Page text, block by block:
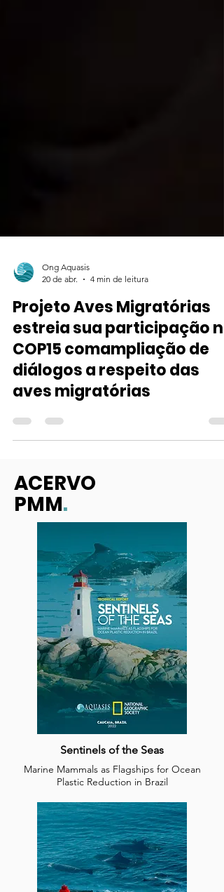
20 de abr.
4 min de leitura
Projeto Aves Migratórias
estreia sua participação na
COP15 comampliação de
diálogos a respeito das
aves migratórias
ACERVO
Sentinels of the Seas
Plastic Reduction in Brazil